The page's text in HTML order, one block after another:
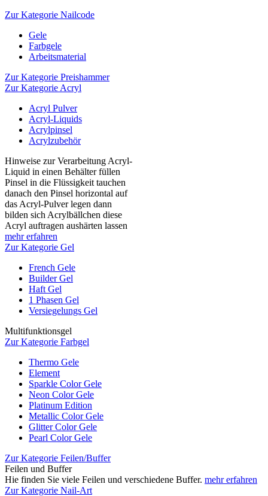
Zur Kategorie Nailcode
Gele
Farbgele
Arbeitsmaterial
Zur Kategorie Preishammer
Zur Kategorie Acryl
Acryl Pulver
Acryl-Liquids
Acrylpinsel
Acrylzubehör
Hinweise zur Verarbeitung Acryl-
Liquid in einen Behälter füllen
Pinsel in die Flüssigkeit tauchen
danach den Pinsel horizontal auf
das Acryl-Pulver legen dann
bilden sich Acrylbällchen diese
Acryl auftragen aushärten lassen
mehr erfahren
Zur Kategorie Gel
French Gele
Builder Gel
Haft Gel
1 Phasen Gel
Versiegelungs Gel
Multifunktionsgel
Zur Kategorie Farbgel
Thermo Gele
Element
Sparkle Color Gele
Neon Color Gele
Platinum Edition
Metallic Color Gele
Glitter Color Gele
Pearl Color Gele
Zur Kategorie Feilen/Buffer
Feilen und Buffer
Hie finden Sie viele Feilen und verschiedene Buffer. mehr erfahren
Zur Kategorie Nail-Art